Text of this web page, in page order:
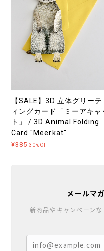
【SALE】3D 立体グリーテ
ィングカード「ミーアキャ
ト」 / 3D Animal Folding
Card "Meerkat"
¥385 30%OFF
メールマ
新商品やキャンペーン